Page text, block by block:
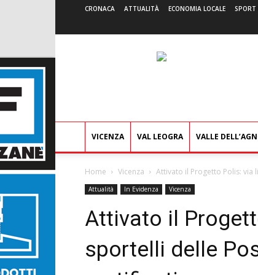
CRONACA ATTUALITÀ ECONOMIA LOCALE SPORT
VICENZA VAL LEOGRA VALLE
Home Vicenza Attivato il Progetto Polis: via
Attualità In Evidenza Vicenza
Attivato il
sportelli delle